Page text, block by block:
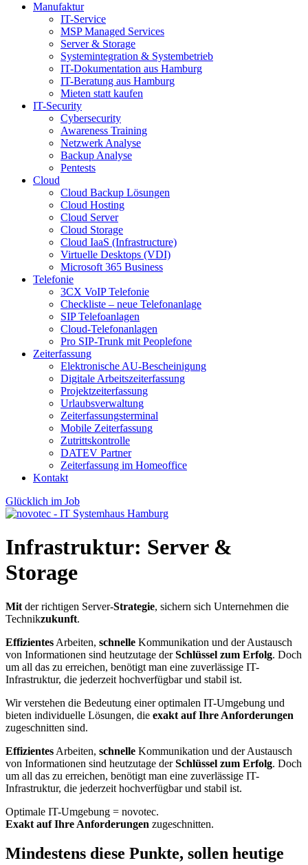
Manufaktur
IT-Service
MSP Managed Services
Server & Storage
Systemintegration & Systembetrieb
IT-Dokumentation aus Hamburg
IT-Beratung aus Hamburg
Mieten statt kaufen
IT-Security
Cybersecurity
Awareness Training
Netzwerk Analyse
Backup Analyse
Pentests
Cloud
Cloud Backup Lösungen
Cloud Hosting
Cloud Server
Cloud Storage
Cloud IaaS (Infrastructure)
Virtuelle Desktops (VDI)
Microsoft 365 Business
Telefonie
3CX VoIP Telefonie
Checkliste – neue Telefonanlage
SIP Telefoanlagen
Cloud-Telefonanlagen
Pro SIP-Trunk mit Peoplefone
Zeiterfassung
Elektronische AU-Bescheinigung
Digitale Arbeitszeiterfassung
Projektzeiterfassung
Urlaubsverwaltung
Zeiterfassungsterminal
Mobile Zeiterfassung
Zutrittskontrolle
DATEV Partner
Zeiterfassung im Homeoffice
Kontakt
Glücklich im Job
Infrastruktur: Server &
Storage
Mit der richtigen Server-Strategie, sichern sich Unternehmen die
Technikzukunft.
Effizientes Arbeiten, schnelle Kommunikation und der Austausch
von Informationen sind heutzutage derSchlüssel zum Erfolg. Doch
um all das zu erreichen, benötigt man eine zuverlässige IT-
Infrastruktur, die jederzeit hochverfügbar und stabil ist.
Wir verstehen die Bedeutung einer optimalen IT-Umgebung und
bieten individuelle Lösungen, die exakt auf Ihre Anforderungen
zugeschnitten sind.
Effizientes Arbeiten, schnelle Kommunikation und der Austausch
von Informationen sind heutzutage derSchlüssel zum Erfolg. Doch
um all das zu erreichen, benötigt man eine zuverlässige IT-
Infrastruktur, die jederzeit hochverfügbar und stabil ist.
Optimale IT-Umgebung = novotec.
Exakt auf Ihre Anforderungen zugeschnitten.
Mindestens diese Punkte, sollen heutige